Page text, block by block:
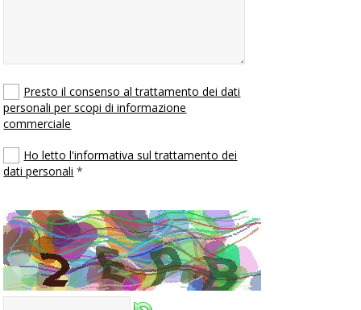
Presto il consenso al trattamento dei dati
personali per scopi di informazione
commerciale
Ho letto l'informativa sul trattamento dei
dati personali *